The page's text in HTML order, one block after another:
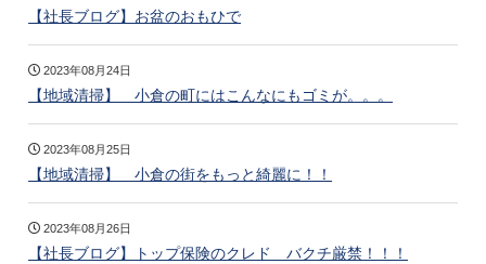
【社長ブログ】お盆のおもひで
2023年08月24日
【地域清掃】 小倉の町にはこんなにもゴミが。。。
2023年08月25日
【地域清掃】 小倉の街をもっと綺麗に！！
2023年08月26日
【社長ブログ】トップ保険のクレド バクチ厳禁！！！